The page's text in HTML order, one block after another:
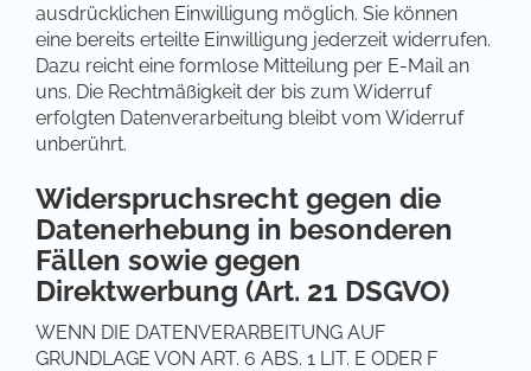
ausdrücklichen Einwilligung möglich. Sie können
eine bereits erteilte Einwilligung jederzeit widerrufen.
Dazu reicht eine formlose Mitteilung per E-Mail an
uns. Die Rechtmäßigkeit der bis zum Widerruf
erfolgten Datenverarbeitung bleibt vom Widerruf
unberührt.
Widerspruchsrecht gegen die
Datenerhebung in besonderen
Fällen sowie gegen
Direktwerbung (Art. 21 DSGVO)
WENN DIE DATENVERARBEITUNG AUF
GRUNDLAGE VON ART. 6 ABS. 1 LIT. E ODER F